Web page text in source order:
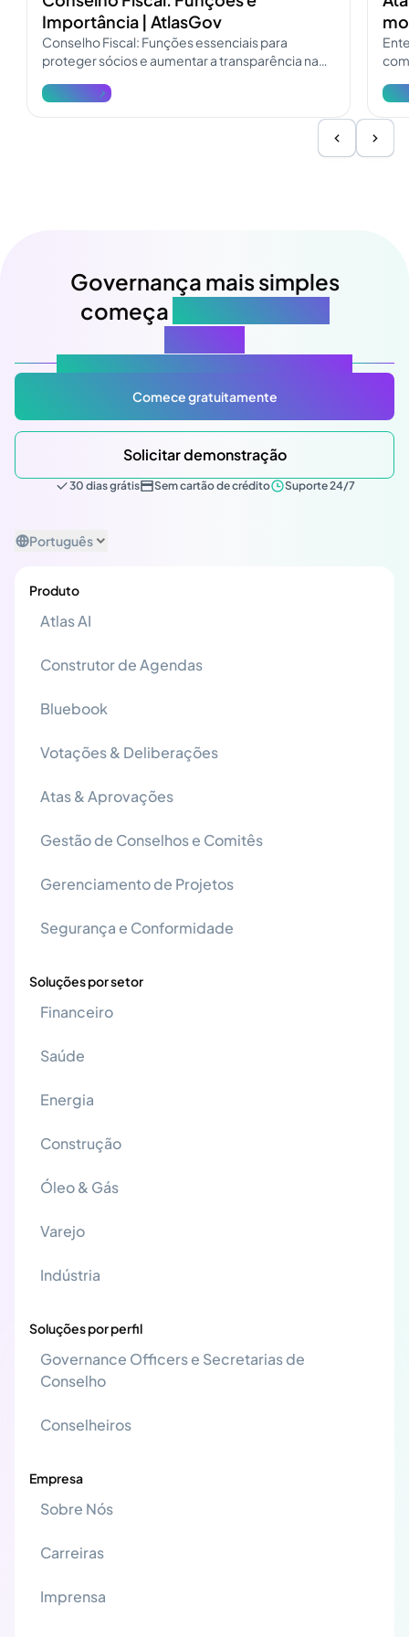
Importância | AtlasGov
Conselho Fiscal: Funções essenciais para
proteger sócios e aumentar a transparência na
e atualize a fiscalização.
Ver mais
Ver
Governança mais simples
começa
Comece gratuitamente
Solicitar demonstração
30 dias grátis Sem cartão de crédito Suporte 24/7
Português
Produto
Atlas AI
Construtor de Agendas
Bluebook
Votações & Deliberações
Atas & Aprovações
Gestão de Conselhos e Comitês
Gerenciamento de Projetos
Segurança e Conformidade
Soluções por setor
Financeiro
Saúde
Energia
Construção
Óleo & Gás
Varejo
Indústria
Soluções por perfil
Governance Officers e Secretarias de
Conselho
Conselheiros
Empresa
Sobre Nós
Carreiras
Imprensa